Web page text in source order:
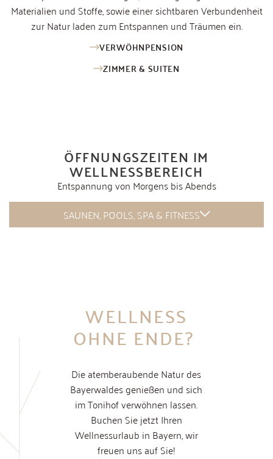
Materialien und Stoffe, sowie einer sichtbaren Verbundenheit
zur Natur laden zum Entspannen und Träumen ein.
VERWÖHNPENSION
ZIMMER & SUITEN
ÖFFNUNGSZEITEN IM
WELLNESSBEREICH
Entspannung von Morgens bis Abends
SAUNEN, POOLS, SPA & FITNESS
WELLNESS
OHNE ENDE?
Die atemberaubende Natur des
Bayerwaldes genießen und sich
im Tonihof verwöhnen lassen.
Buchen Sie jetzt Ihren
Wellnessurlaub in Bayern, wir
freuen uns auf Sie!